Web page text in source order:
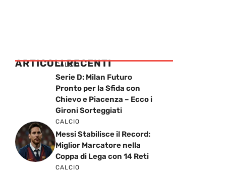
ARTICOLI RECENTI
CALCIO
Serie D: Milan Futuro
Pronto per la Sfida con
Chievo e Piacenza – Ecco i
Gironi Sorteggiati
CALCIO
Messi Stabilisce il Record:
Miglior Marcatore nella
Coppa di Lega con 14 Reti
CALCIO